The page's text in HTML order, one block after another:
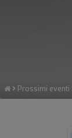
Prossimi eventi